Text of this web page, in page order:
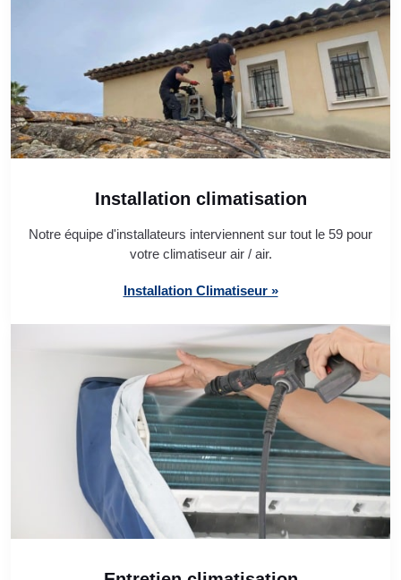
Installation climatisation
Notre équipe d'installateurs interviennent sur tout le 59 pour
votre climatiseur air / air.
Installation Climatiseur »